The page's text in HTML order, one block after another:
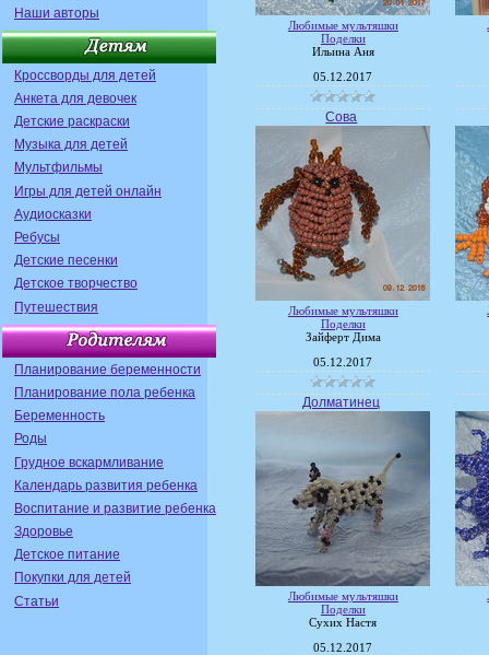
Наши авторы
Кроссворды для детей
Анкета для девочек
Детские раскраски
Музыка для детей
Мультфильмы
Игры для детей онлайн
Аудиосказки
Ребусы
Детские песенки
Детское творчество
Путешествия
Планирование беременности
Планирование пола ребенка
Беременность
Роды
Грудное вскармливание
Календарь развития ребенка
Воспитание и развитие ребенка
Здоровье
Детское питание
Покупки для детей
Статьи
Любимые мультяшки
Поделки
Ильина Аня
05.12.2017
Сова
Любимые мультяшки
Поделки
Зайферт Дима
05.12.2017
Долматинец
Любимые мультяшки
Поделки
Сухих Настя
05.12.2017